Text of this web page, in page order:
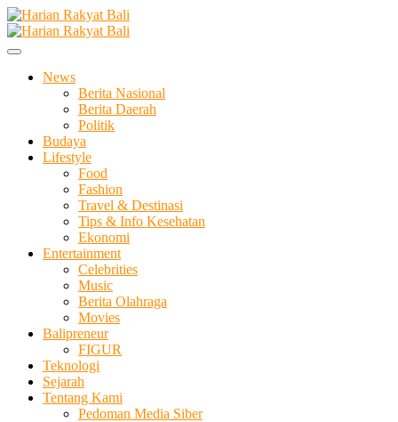
Skip
to
content
Harian Rakyat Bali
Membangun Semangat Kehidupan dan Berbangsa
News
Berita Nasional
Berita Daerah
Politik
Budaya
Lifestyle
Food
Fashion
Travel & Destinasi
Tips & Info Kesehatan
Ekonomi
Entertainment
Celebrities
Music
Berita Olahraga
Movies
Balipreneur
FIGUR
Teknologi
Sejarah
Tentang Kami
Pedoman Media Siber